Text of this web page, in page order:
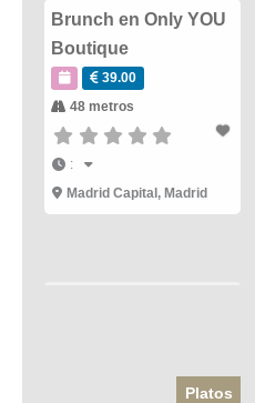
Brunch en Only YOU
Boutique
39.00
48 metros
:
Madrid Capital , Madrid
Platos